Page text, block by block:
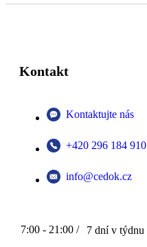
Kontakt
Kontaktujte nás
+420 296 184 910
info@cedok.cz
7:00 - 21:00 / 7 dní v týdnu